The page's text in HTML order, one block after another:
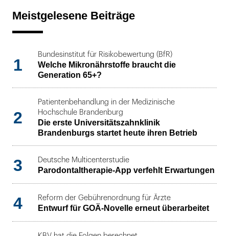
Meistgelesene Beiträge
1
Bundesinstitut für Risikobewertung (BfR)
Welche Mikronährstoffe braucht die
Generation 65+?
2
Patientenbehandlung in der Medizinische
Hochschule Brandenburg
Die erste Universitätszahnklinik
Brandenburgs startet heute ihren Betrieb
3 Deutsche Multicenterstudie
Parodontaltherapie-App verfehlt Erwartungen
4 Reform der Gebührenordnung für Ärzte
Entwurf für GOÄ-Novelle erneut überarbeitet